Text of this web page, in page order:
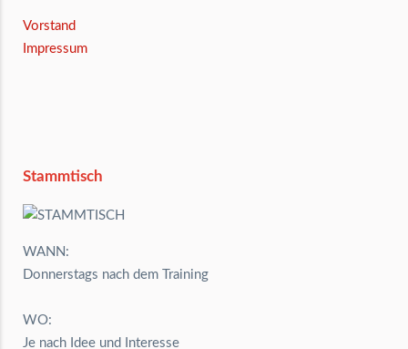
Vorstand
Impressum
Stammtisch
WANN:
Donnerstags nach dem Training
WO:
Je nach Idee und Interesse